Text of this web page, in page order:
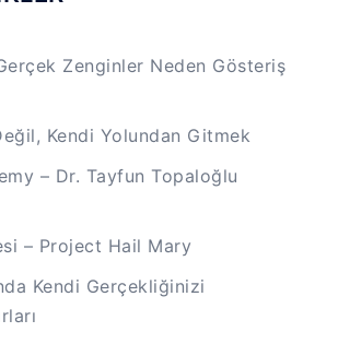
Zenginler Neden Gösteriş
Kendi Yolundan Gitmek
– Dr. Tayfun Topaloğlu
– Project Hail Mary
Kendi Gerçekliğinizi